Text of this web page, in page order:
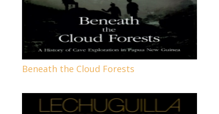
Beneath the Cloud Forests